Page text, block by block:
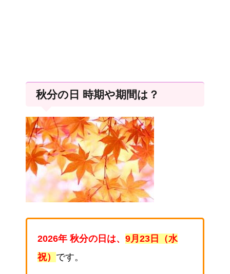
秋分の日 時期や期間は？
2026年 秋分の日は、 9月23日（水
祝） です。